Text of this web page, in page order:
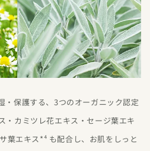
・保護する、3つのオーガニック認定
・カミツレ花エキス・セージ葉エキ
葉エキス*⁴ も配合し、お肌をしっと